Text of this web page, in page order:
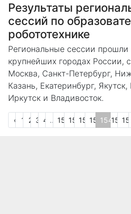
Результаты
сессий по
робототехнике
Региональные сессии
крупнейших городах России,
Москва, Санкт-Петербург,
Казань, Екатеринбург,
Иркутск и Владивосток.
« Предыдущая
1 2 3 4 ... 150151152153154155